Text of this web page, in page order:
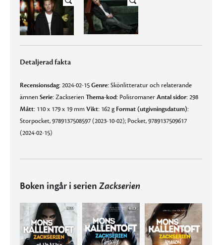
Detaljerad fakta
Recensionsdag:2024-02-15Genre:Skönlitteratur och relaterande
ämnenSerie:ZackserienThema-kod: PolisromanerAntal sidor:298
Mått: 110 x 179 x 19 mmVikt: 162 g Format (utgivningsdatum):
Storpocket, 9789137508597 (2023-10-02); Pocket, 9789137509617
(2024-02-15)
Boken ingår i serien Zackserien